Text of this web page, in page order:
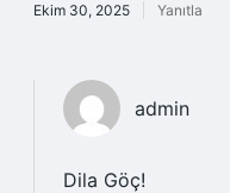
Ekim 30, 2025 Yanıtla
admin
Dila Göç!